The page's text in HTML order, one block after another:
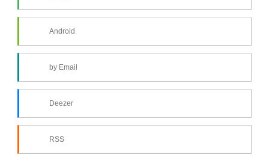
Android
by Email
Deezer
RSS